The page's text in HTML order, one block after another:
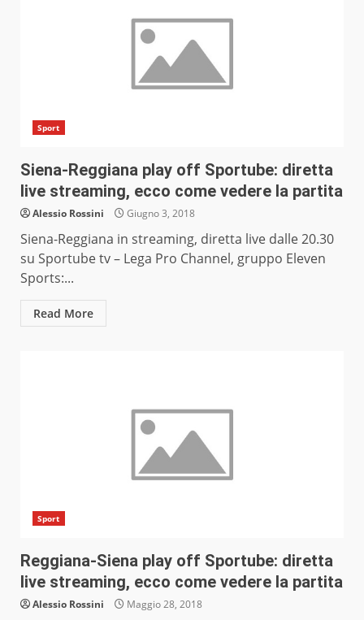
Sport
Siena-Reggiana play off Sportube: diretta
live streaming, ecco come vedere la partita
Alessio Rossini Giugno 3, 2018
Siena-Reggiana in streaming, diretta live dalle 20.30
su Sportube tv – Lega Pro Channel, gruppo Eleven
Sports:...
Read More
Sport
Reggiana-Siena play off Sportube: diretta
live streaming, ecco come vedere la partita
Alessio Rossini Maggio 28, 2018